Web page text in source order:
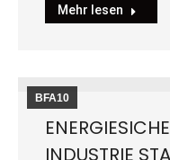
Mehr lesen
BFA10
INDUSTRIE